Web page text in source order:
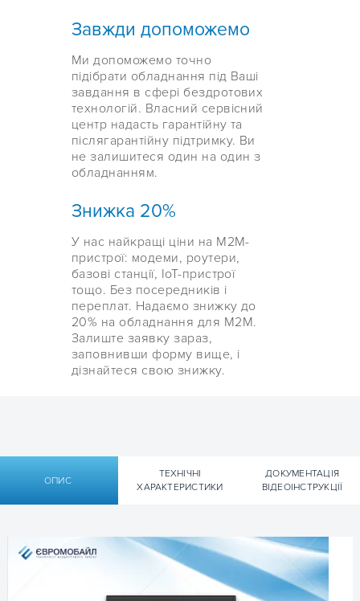
Завжди допоможемо
Ми допоможемо точно
підібрати обладнання під Ваші
завдання в сфері бездротових
технологій. Власний сервісний
центр надасть гарантійну та
післягарантійну підтримку. Ви
не залишитеся один на один з
обладнанням.
Знижка 20%
У нас найкращі ціни на М2М-
пристрої: модеми, роутери,
базові станції, IoT-пристрої
тощо. Без посередників і
переплат. Надаємо знижку до
20% на обладнання для М2М.
Залиште заявку зараз,
заповнивши форму вище, і
дізнайтеся свою знижку.
ОПИС
ТЕХНІЧНІ
ХАРАКТЕРИСТИКИ
ДОКУМЕНТАЦІЯ
ВІДЕОІНСТРУКЦІЇ
Технічні характеристики
4G LTE Промисловий маршрутизатор (роутер)
Тeltonika RUT240
Документація
Технічна документація Тeltonika